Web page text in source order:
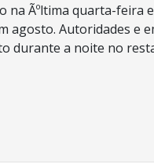
na Ãºltima quarta-feira
agosto. Autoridades e
durante a noite no